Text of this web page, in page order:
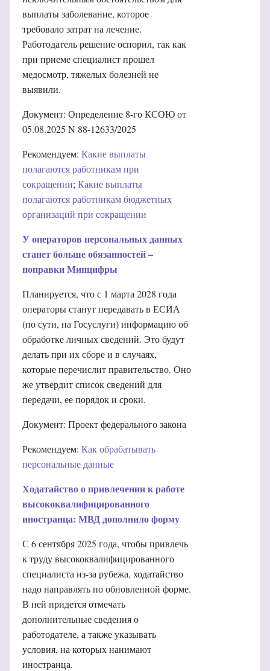
выплаты заболевание, которое
требовало затрат на лечение.
Работодатель решение оспорил, так как
при приеме специалист прошел
медосмотр, тяжелых болезней не
выявили.
Документ: Определение 8-го КСОЮ от
05.08.2025 N 88-12633/2025
Рекомендуем: Какие выплаты
полагаются работникам при
сокращении; Какие выплаты
полагаются работникам бюджетных
организаций при сокращении
У операторов персональных данных
станет больше обязанностей –
поправки Минцифры
Планируется, что с 1 марта 2028 года
операторы станут передавать в ЕСИА
(по сути, на Госуслуги) информацию об
обработке личных сведений. Это будут
делать при их сборе и в случаях,
которые перечислит правительство. Оно
же утвердит список сведений для
передачи, ее порядок и сроки.
Документ: Проект федерального закона
Рекомендуем: Как обрабатывать
персональные данные
Ходатайство о привлечении к работе
высококвалифицированного
иностранца: МВД дополнило форму
С 6 сентября 2025 года, чтобы привлечь
к труду высококвалифицированного
специалиста из-за рубежа, ходатайство
надо направлять по обновленной форме.
В ней придется отмечать
дополнительные сведения о
работодателе, а также указывать
условия, на которых нанимают
иностранца.